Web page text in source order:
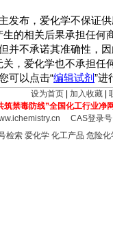
发布，爱化学不保证
的相关后果承担任何
并不承诺其准确性，
，爱化学也不承担任
可以点击“编辑试剂”进
设为首页 加入收藏
筑禁毒防线”全国化工行业净
CAS登录
检索 爱化学 化工产品 危险化